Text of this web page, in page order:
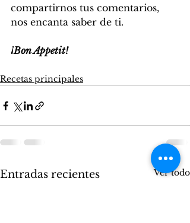
compartirnos tus comentarios,
nos encanta saber de ti.
¡Bon Appetit!
Recetas principales
Entradas recientes Ver todo